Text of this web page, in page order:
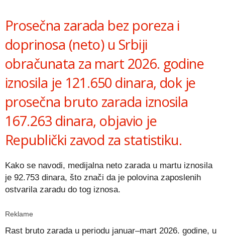
Prosečna zarada bez poreza i
doprinosa (neto) u Srbiji
obračunata za mart 2026. godine
iznosila je 121.650 dinara, dok je
prosečna bruto zarada iznosila
167.263 dinara, objavio je
Republički zavod za statistiku.
Kako se navodi, medijalna neto zarada u martu iznosila
je 92.753 dinara, što znači da je polovina zaposlenih
ostvarila zaradu do tog iznosa.
Reklame
Rast bruto zarada u periodu januar–mart 2026. godine, u